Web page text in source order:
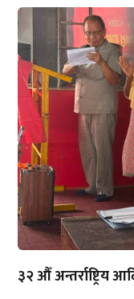
३२ औँ अन्तर्राष्ट्रिय